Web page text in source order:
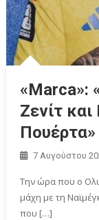
«Μarca»:
Ζενίτ
7 Αυγούστου
Την ώρα που ο
μάχη με τη
που […]